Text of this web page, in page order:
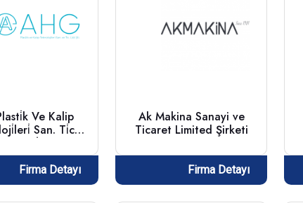
Ve Kalip
San. Ti̇c.
Ltd.şti̇
Firma Detayı
Ak Makina Sanayi ve
Ticaret Limited Şirketi
Firma Detayı